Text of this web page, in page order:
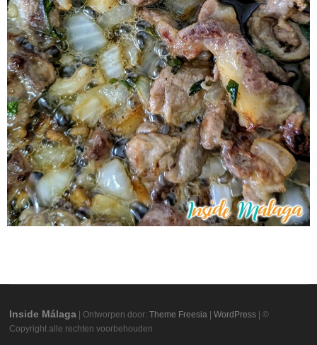
Inside Málaga | Ontworpen door:Theme Freesia |WordPress | ©
Copyright alle rechten voorbehouden